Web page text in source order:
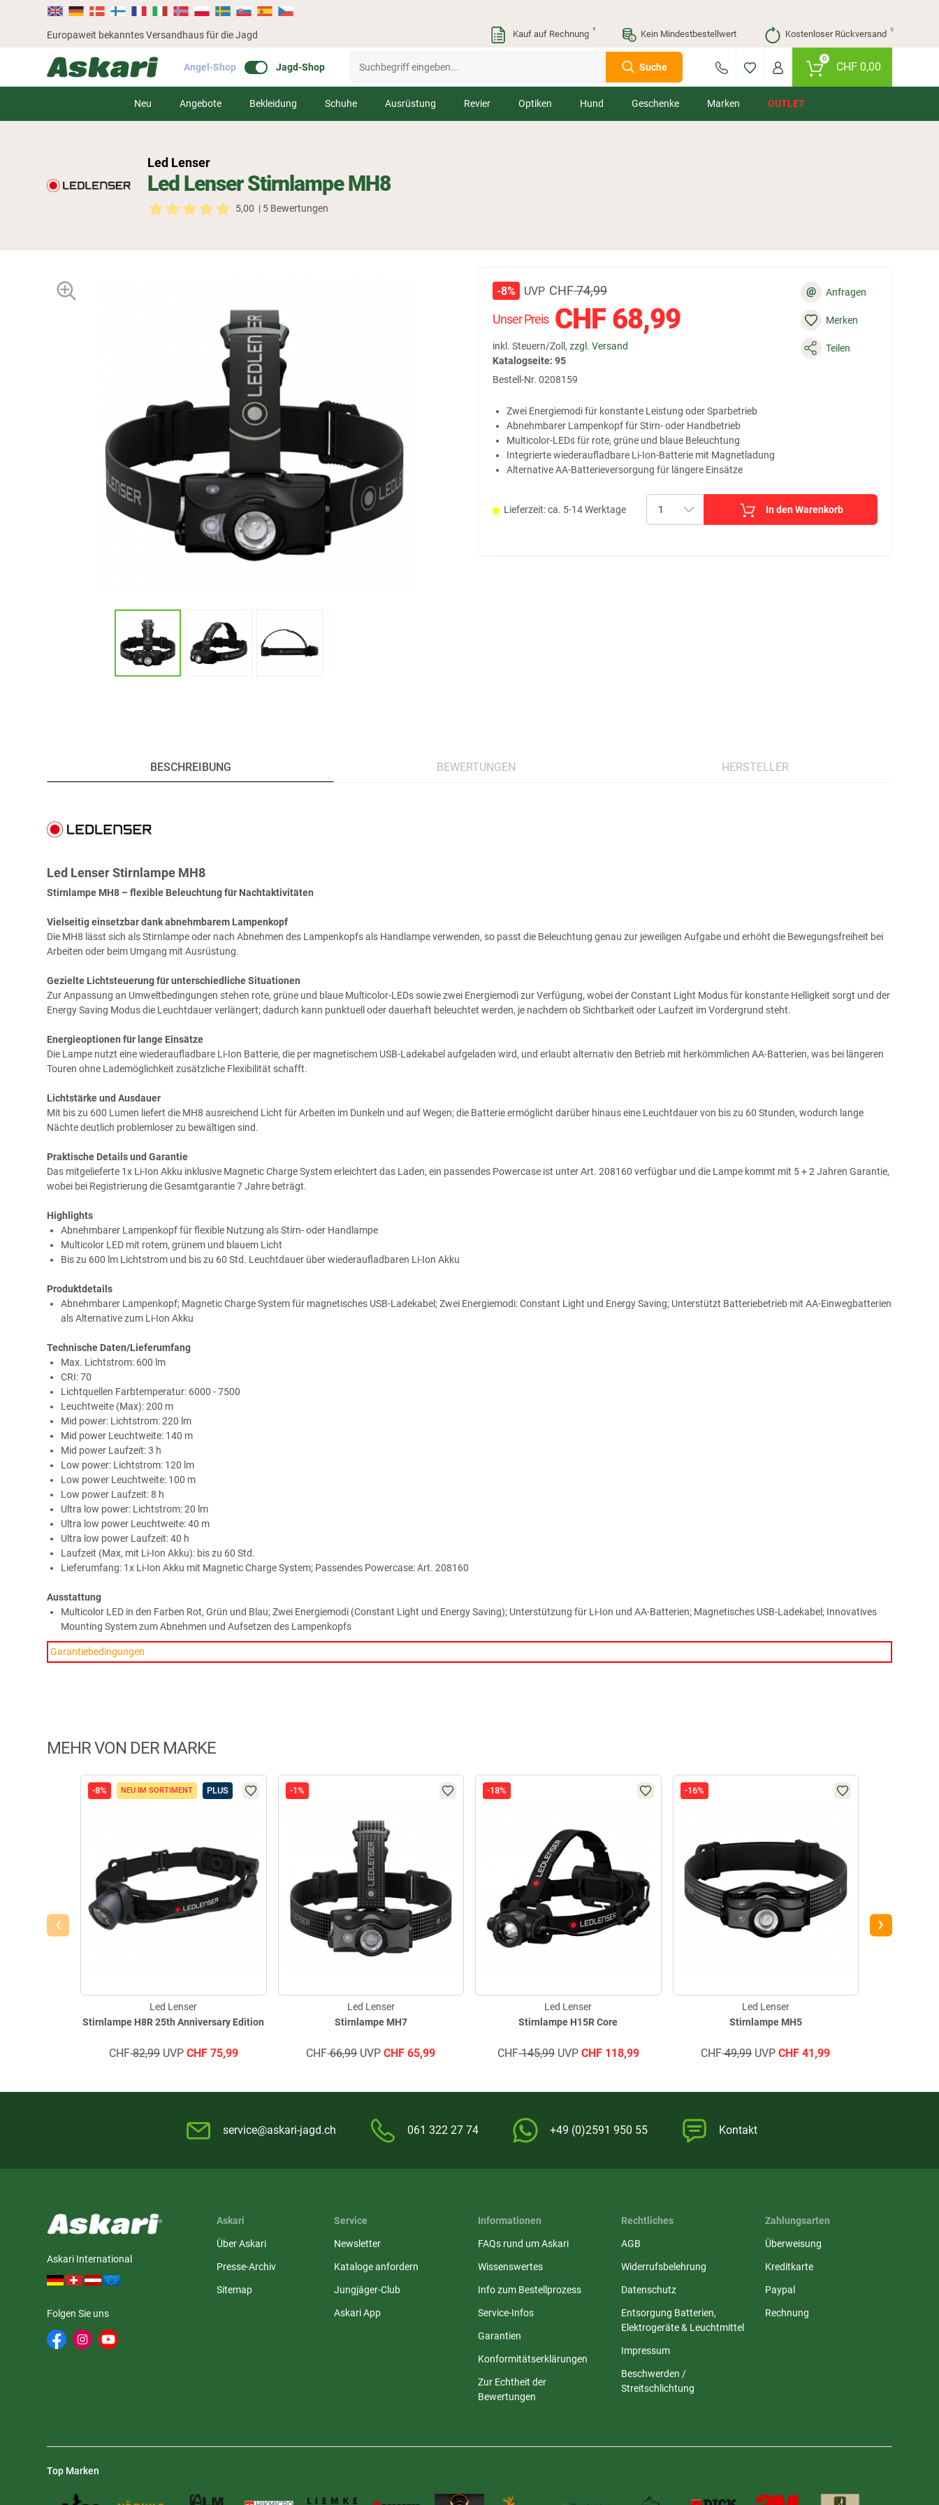
Europaweit bekanntes Versandhaus für die Jagd Kauf auf Rechnung ¹ Kein Mindestbestellwert Kostenloser Rückversand ⁵
Angel-Shop Jagd-Shop Suche
0
CHF0,00
Neu Angebote Bekleidung Schuhe Ausrüstung Revier Optiken Hund Geschenke Marken OUTLET
Led Lenser Stirnlampe MH8
Led Lenser
5,00 | 5 Bewertungen
Unser Preis CHF68,99
inkl. Steuern/Zoll, zzgl. Versand
-8% UVP CHF74,99
Katalogseite: 95
Bestell-Nr. 0208159
Anfragen
@
Merken
Teilen
Zwei Energiemodi für konstante Leistung oder Sparbetrieb
Abnehmbarer Lampenkopf für Stirn- oder Handbetrieb
Multicolor-LEDs für rote, grüne und blaue Beleuchtung
Integrierte wiederaufladbare Li-Ion-Batterie mit Magnetladung
Alternative AA-Batterieversorgung für längere Einsätze
Lieferzeit: ca. 5-14 Werktage In den Warenkorb
BESCHREIBUNG BEWERTUNGEN HERSTELLER
Led Lenser Stirnlampe MH8
Stirnlampe MH8 – flexible Beleuchtung für Nachtaktivitäten
Vielseitig einsetzbar dank abnehmbarem Lampenkopf
Die MH8 lässt sich als Stirnlampe oder nach Abnehmen des Lampenkopfs als Handlampe verwenden, so passt die Beleuchtung genau zur jeweiligen Aufgabe und erhöht die Bewegungsfreiheit bei
Arbeiten oder beim Umgang mit Ausrüstung.
Gezielte Lichtsteuerung für unterschiedliche Situationen
Zur Anpassung an Umweltbedingungen stehen rote, grüne und blaue Multicolor-LEDs sowie zwei Energiemodi zur Verfügung, wobei der Constant Light Modus für konstante Helligkeit sorgt und der
Energy Saving Modus die Leuchtdauer verlängert; dadurch kann punktuell oder dauerhaft beleuchtet werden, je nachdem ob Sichtbarkeit oder Laufzeit im Vordergrund steht.
Energieoptionen für lange Einsätze
Die Lampe nutzt eine wiederaufladbare Li-Ion Batterie, die per magnetischem USB-Ladekabel aufgeladen wird, und erlaubt alternativ den Betrieb mit herkömmlichen AA-Batterien, was bei längeren
Touren ohne Lademöglichkeit zusätzliche Flexibilität schafft.
Lichtstärke und Ausdauer
Mit bis zu 600 Lumen liefert die MH8 ausreichend Licht für Arbeiten im Dunkeln und auf Wegen; die Batterie ermöglicht darüber hinaus eine Leuchtdauer von bis zu 60 Stunden, wodurch lange
Nächte deutlich problemloser zu bewältigen sind.
Praktische Details und Garantie
Das mitgelieferte 1x Li-Ion Akku inklusive Magnetic Charge System erleichtert das Laden, ein passendes Powercase ist unter Art. 208160 verfügbar und die Lampe kommt mit 5 + 2 Jahren Garantie,
wobei bei Registrierung die Gesamtgarantie 7 Jahre beträgt.
Highlights
Abnehmbarer Lampenkopf für flexible Nutzung als Stirn- oder Handlampe
Multicolor LED mit rotem, grünem und blauem Licht
Bis zu 600 lm Lichtstrom und bis zu 60 Std. Leuchtdauer über wiederaufladbaren Li-Ion Akku
Produktdetails
Abnehmbarer Lampenkopf; Magnetic Charge System für magnetisches USB-Ladekabel; Zwei Energiemodi: Constant Light und Energy Saving; Unterstützt Batteriebetrieb mit AA-Einwegbatterien
als Alternative zum Li-Ion Akku
Technische Daten/Lieferumfang
Max. Lichtstrom: 600 lm
CRI: 70
Lichtquellen Farbtemperatur: 6000 - 7500
Leuchtweite (Max): 200 m
Mid power: Lichtstrom: 220 lm
Mid power Leuchtweite: 140 m
Mid power Laufzeit: 3 h
Low power: Lichtstrom: 120 lm
Low power Leuchtweite: 100 m
Low power Laufzeit: 8 h
Ultra low power: Lichtstrom: 20 lm
Ultra low power Leuchtweite: 40 m
Ultra low power Laufzeit: 40 h
Laufzeit (Max, mit Li-Ion Akku): bis zu 60 Std.
Lieferumfang: 1x Li-Ion Akku mit Magnetic Charge System; Passendes Powercase: Art. 208160
Ausstattung
Multicolor LED in den Farben Rot, Grün und Blau; Zwei Energiemodi (Constant Light und Energy Saving); Unterstützung für Li-Ion und AA-Batterien; Magnetisches USB-Ladekabel; Innovatives
Mounting System zum Abnehmen und Aufsetzen des Lampenkopfs
Garantiebedingungen
MEHR VON DER MARKE
-8% NEU IM SORTIMENT PLUS
Stirnlampe H8R 25th Anniversary Edition
Led Lenser
CHF82,99UVP CHF75,99
-1%
Stirnlampe MH7
Led Lenser
CHF66,99UVP CHF 65,99
-18%
Stirnlampe H15R Core
Led Lenser
CHF145,99UVP CHF118,99
-16%
Stirnlampe MH5
Led Lenser
CHF49,99UVP CHF 41,99
‹ ›
service@askari-jagd.ch 061 322 27 74 +49 (0)2591 950 55 Kontakt
Askari International
Folgen Sie uns
Askari
Über Askari
Presse-Archiv
Sitemap
Service
Newsletter
Kataloge anfordern
Jungjäger-Club
Askari App
Informationen
FAQs rund um Askari
Wissenswertes
Info zum Bestellprozess
Service-Infos
Garantien
Konformitätserklärungen
Zur Echtheit der
Bewertungen
Rechtliches
AGB
Widerrufsbelehrung
Datenschutz
Entsorgung Batterien,
Elektrogeräte & Leuchtmittel
Impressum
Beschwerden /
Streitschlichtung
Zahlungsarten
Überweisung
Kreditkarte
Paypal
Rechnung
Top Marken